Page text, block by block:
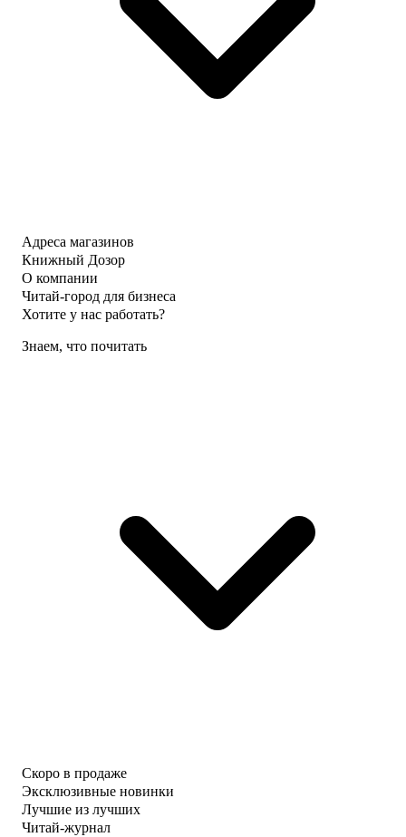
Адреса магазинов
Книжный Дозор
О компании
Читай-город для бизнеса
Хотите у нас работать?
Знаем, что почитать
Скоро в продаже
Эксклюзивные новинки
Лучшие из лучших
Читай-журнал